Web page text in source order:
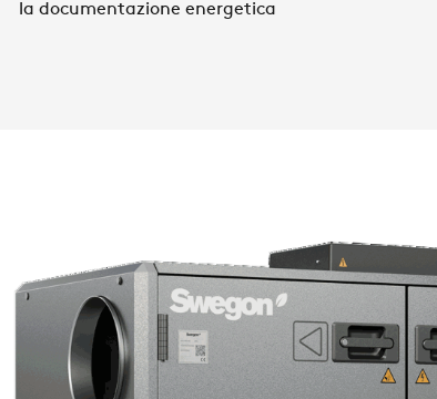
la documentazione energetica